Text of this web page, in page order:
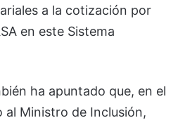
a la cotización por
en este Sistema
ha apuntado que, en el
al Ministro de Inclusión,